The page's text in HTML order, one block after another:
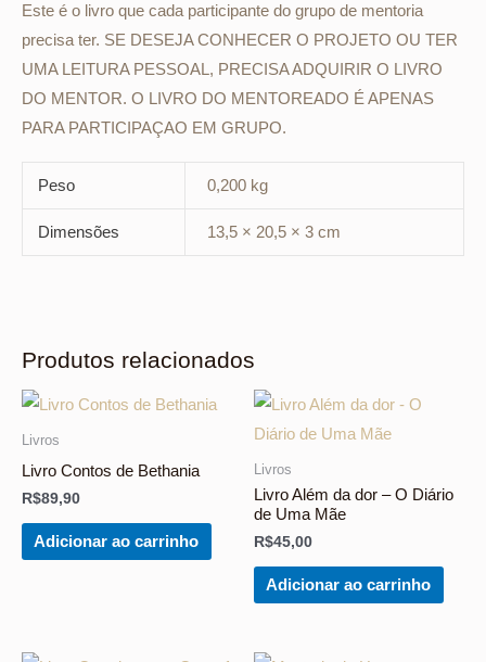
Este é o livro que cada participante do grupo de mentoria
precisa ter. SE DESEJA CONHECER O PROJETO OU TER
UMA LEITURA PESSOAL, PRECISA ADQUIRIR O LIVRO
DO MENTOR. O LIVRO DO MENTOREADO É APENAS
PARA PARTICIPAÇAO EM GRUPO.
Peso 0,200 kg
Dimensões 13,5 × 20,5 × 3 cm
Produtos relacionados
Livros
Livro Contos de Bethania
R$89,90
Adicionar ao carrinho
Livros
Livro Além da dor – O Diário
de Uma Mãe
R$45,00
Adicionar ao carrinho